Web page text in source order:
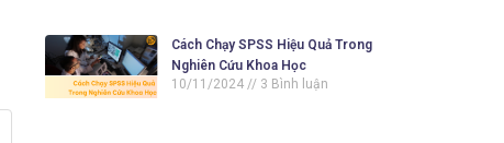
Cách Chạy SPSS Hiệu Quả Trong
Nghiên Cứu Khoa Học
10/11/2024
3 Bình luận